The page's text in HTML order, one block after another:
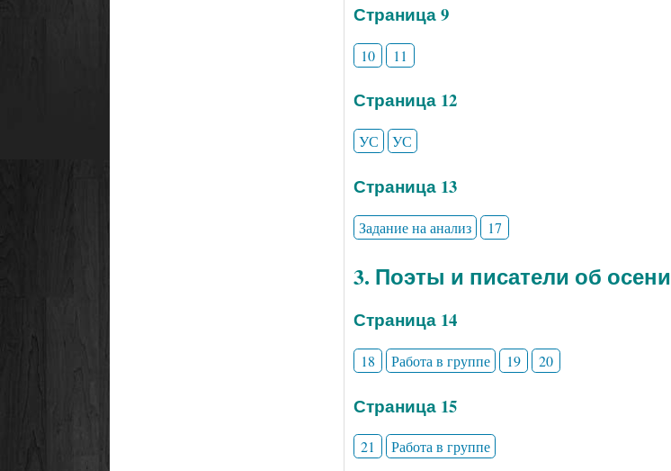
Страница 9
10 11
Страница 12
УС УС
Страница 13
Задание на анализ 17
3. Поэты и писатели об осени
Страница 14
18 Работа в группе 19 20
Страница 15
21 Работа в группе